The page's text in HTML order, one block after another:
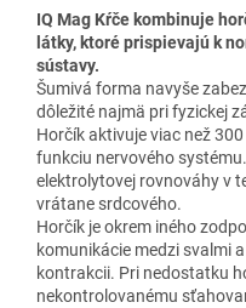
IQ Mag Kŕče kombinuje
látky, ktoré prispievajú k
sústavy.
Šumivá forma navyše
dôležité najmä pri fyzickej
Horčík aktivuje viac než
funkciu nervového
elektrolytovej rovnováhy v
vrátane srdcového.
Horčík je okrem iného
komunikácie medzi svalmi
kontrakcii. Pri nedostatku
nekontrolovanému